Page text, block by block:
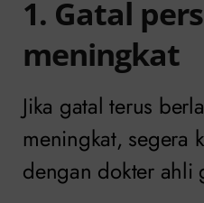
1. Gatal
meningkat
Jika gatal terus
meningkat, segera
dengan dokter ahli